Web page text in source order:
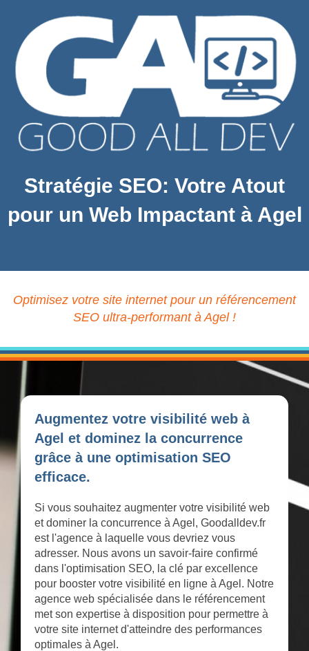
Stratégie SEO: Votre Atout
pour un Web Impactant à Agel
Optimisez votre site internet pour un référencement
SEO ultra-performant à Agel !
Augmentez votre visibilité web à
Agel et dominez la concurrence
grâce à une optimisation SEO
efficace.
Si vous souhaitez augmenter votre visibilité web
et dominer la concurrence à Agel, Goodalldev.fr
est l'agence à laquelle vous devriez vous
adresser. Nous avons un savoir-faire confirmé
dans l'optimisation SEO, la clé par excellence
pour booster votre visibilité en ligne à Agel. Notre
agence web spécialisée dans le référencement
met son expertise à disposition pour permettre à
votre site internet d'atteindre des performances
optimales à Agel.